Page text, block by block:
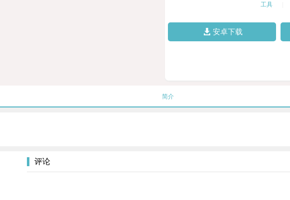
工具
安卓下载
简介
评论